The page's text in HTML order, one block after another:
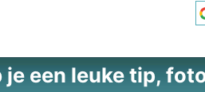
je een leuke tip,